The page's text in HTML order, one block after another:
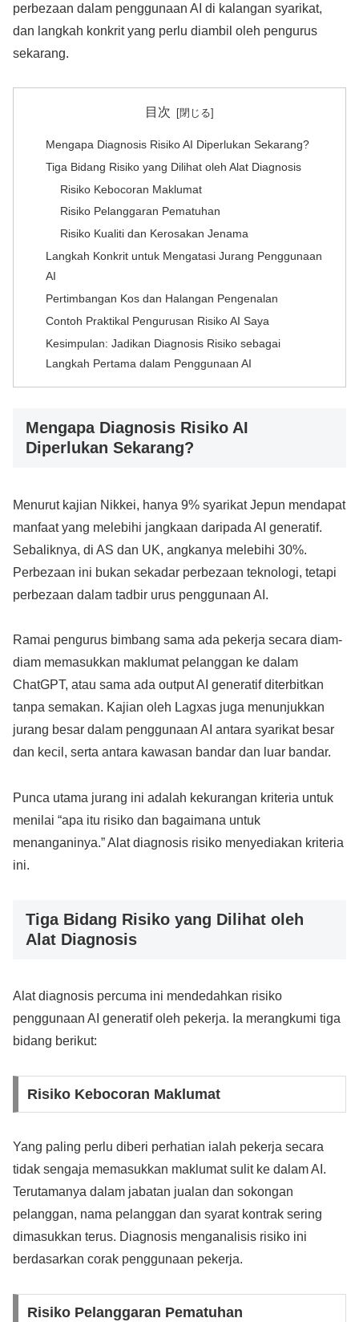
perbezaan dalam penggunaan AI di kalangan syarikat,
dan langkah konkrit yang perlu diambil oleh pengurus
sekarang.
目次
Mengapa Diagnosis Risiko AI Diperlukan Sekarang?
Tiga Bidang Risiko yang Dilihat oleh Alat Diagnosis
Risiko Kebocoran Maklumat
Risiko Pelanggaran Pematuhan
Risiko Kualiti dan Kerosakan Jenama
Langkah Konkrit untuk Mengatasi Jurang Penggunaan
AI
Pertimbangan Kos dan Halangan Pengenalan
Contoh Praktikal Pengurusan Risiko AI Saya
Kesimpulan: Jadikan Diagnosis Risiko sebagai
Langkah Pertama dalam Penggunaan AI
Mengapa Diagnosis Risiko AI
Diperlukan Sekarang?
Menurut kajian Nikkei, hanya 9% syarikat Jepun mendapat
manfaat yang melebihi jangkaan daripada AI generatif.
Sebaliknya, di AS dan UK, angkanya melebihi 30%.
Perbezaan ini bukan sekadar perbezaan teknologi, tetapi
perbezaan dalam tadbir urus penggunaan AI.
Ramai pengurus bimbang sama ada pekerja secara diam-
diam memasukkan maklumat pelanggan ke dalam
ChatGPT, atau sama ada output AI generatif diterbitkan
tanpa semakan. Kajian oleh Lagxas juga menunjukkan
jurang besar dalam penggunaan AI antara syarikat besar
dan kecil, serta antara kawasan bandar dan luar bandar.
Punca utama jurang ini adalah kekurangan kriteria untuk
menilai “apa itu risiko dan bagaimana untuk
menanganinya.” Alat diagnosis risiko menyediakan kriteria
ini.
Tiga Bidang Risiko yang Dilihat oleh
Alat Diagnosis
Alat diagnosis percuma ini mendedahkan risiko
penggunaan AI generatif oleh pekerja. Ia merangkumi tiga
bidang berikut:
Risiko Kebocoran Maklumat
Yang paling perlu diberi perhatian ialah pekerja secara
tidak sengaja memasukkan maklumat sulit ke dalam AI.
Terutamanya dalam jabatan jualan dan sokongan
pelanggan, nama pelanggan dan syarat kontrak sering
dimasukkan terus. Diagnosis menganalisis risiko ini
berdasarkan corak penggunaan pekerja.
Risiko Pelanggaran Pematuhan